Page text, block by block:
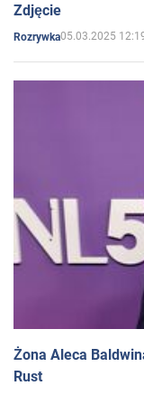
Zdjęcie
Rozrywka05.03.2025
Żona Aleca
Rust